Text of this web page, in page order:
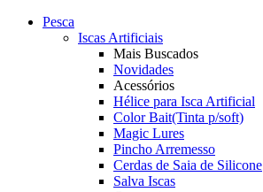
Pesca
Iscas Artificiais
Mais Buscados
Novidades
Acessórios
Hélice para Isca Artificial
Color Bait(Tinta p/soft)
Magic Lures
Pincho Arremesso
Cerdas de Saia de Silicone
Salva Iscas